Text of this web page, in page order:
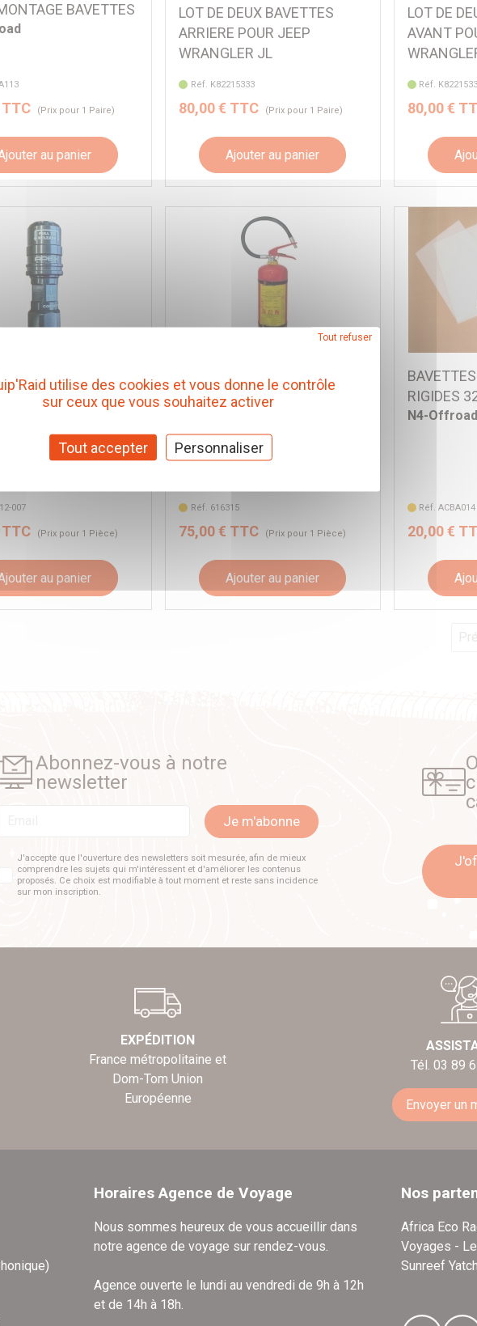
BAVETTES
(Prix pour 1 Paire)
au panier
LOT DE DEUX BAVETTES
ARRIERE POUR JEEP
WRANGLER JL
Réf. K82215333
80,00 € TTC (Prix pour 1 Paire)
Ajouter au panier
LOT DE
AVANT
Réf.
80,00 €
DE GONFLAGE
APEX A RACCORD
1/4 NPT
007
(Prix pour 1 Pièce)
au panier
EXTINCTEUR FIA MANUEL A
POUDRE REDSPEC 4 KG
Réf. 616315
75,00 € TTC (Prix pour 1 Pièce)
Ajouter au panier
RIGIDES
N4-Offroad
Réf. ACBA014
20,00 €
Abonnez-vous à notre
newsletter
Je m'abonne
J'accepte que l'ouverture des newsletters soit mesurée, afin de mieux
comprendre les sujets qui m'intéressent et d'améliorer les contenus
proposés. Ce choix est modifiable à tout moment et reste sans incidence
sur mon inscription.
EXPÉDITION
France métropolitaine et
Dom-Tom Union
Européenne
Tél. 03 89
Envoyer un
Horaires Agence de Voyage
Nous sommes heureux de vous accueillir dans
notre agence de voyage sur rendez-vous.
Agence ouverte le lundi au vendredi de 9h à 12h
et de 14h à 18h.
Nos
Africa Eco
Voyages -
Sunreef
utilise des cookies et vous donne le contrôle
sur ceux que vous souhaitez activer
Tout accepter
Tout refuser
Personnaliser